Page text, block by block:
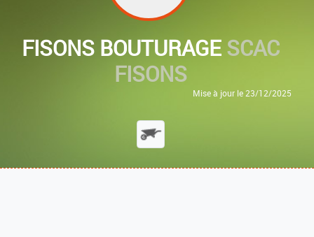
FISONS BOUTURAGESCAC
FISONS
Mise à jour le 23/12/2025